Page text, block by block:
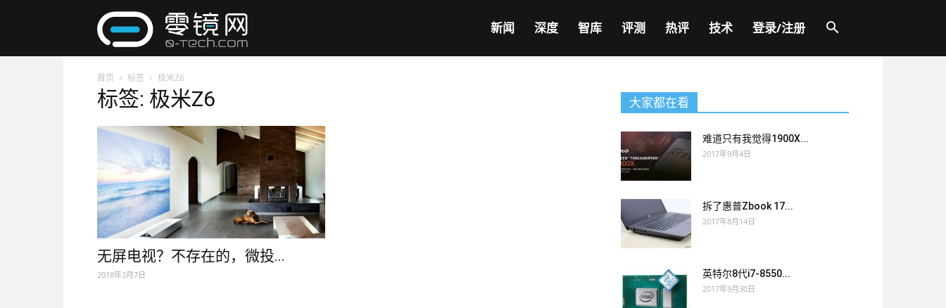
网
新闻 深度 智库 评测 热评 技术 登录/注册
首页 标签 极米Z6
标签: 极米Z6
无屏电视？不存在的，微投...
2018年3月7日
大家都在看
难道只有我觉得1900X...
2017年9月4日
拆了惠普Zbook 17...
2017年8月14日
英特尔8代i7-8550...
2017年9月30日